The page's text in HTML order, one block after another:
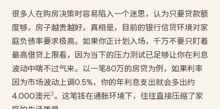
很多人在购房决策时容易陷入一个迷思，认为只要贷款额
度够，房子越贵越好。真相是，目前的银行信贷环境对家
庭负债率要求极高。如果你正计划入场，千万不要只盯着
最高借贷上限看，因为当下的压力测试已足够让你在利息
波动中喘不过气来。以一笔80万的房贷为例，如果利率
因为市场波动上调0.5%，你的年利息支出就会多出约
4,000澳元3。这笔钱在通胀环境下，往往直接压缩了家